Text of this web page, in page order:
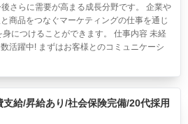
さらに需要が高まる成長分野です。 企業や
商品をつなぐマーケティングの仕事を通じ
につけることができます。 仕事内容 未経
活躍中! まずはお客様とのコミュニケーシ
給/昇給あり/社会保険完備/20代採用